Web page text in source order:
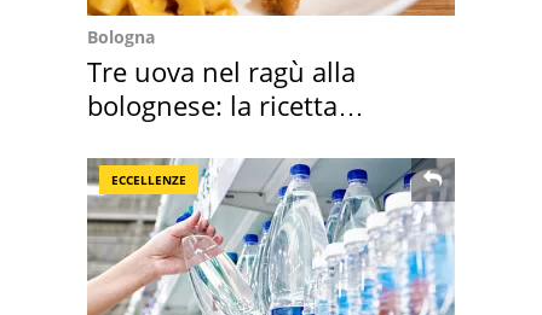
Bologna
Tre uova nel ragù alla
bolognese: la ricetta
ECCELLENZE